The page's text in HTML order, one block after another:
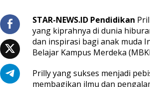
r
a
m
r
k
t
STAR-NEWS.ID Pendidikan
yang kiprahnya di dunia
dan inspirasi bagi anak muda
Belajar Kampus Merdeka
Prilly yang sukses menjadi
membagikan ilmu dan